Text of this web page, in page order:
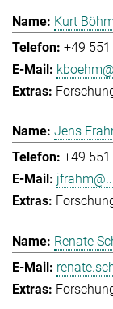
Kurt Böhm
+49
Jens
+49 551
Renate